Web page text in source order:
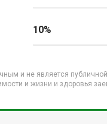
10%
и не является
и жизни и здоровья